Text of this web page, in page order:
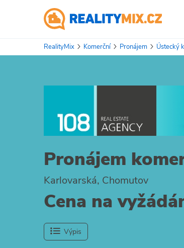
RealityMix Komerční Pronájem Ústecký
Pronájem
Karlovarská, Chomutov
Cena na
Výpis